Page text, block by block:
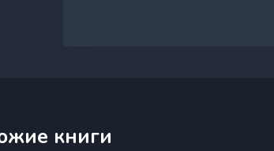
книги